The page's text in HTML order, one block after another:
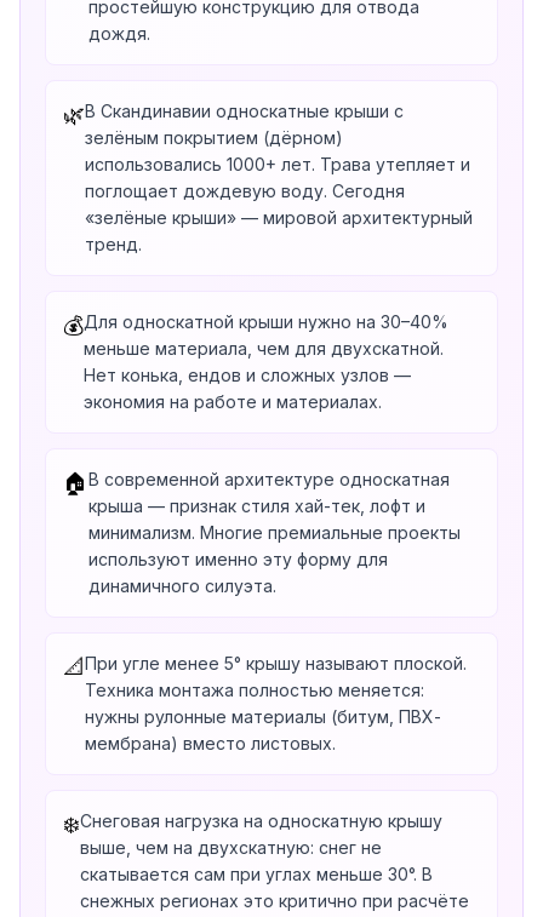
простейшую конструкцию для отвода
дождя.
🌿В Скандинавии односкатные крыши с
зелёным покрытием (дёрном)
использовались 1000+ лет. Трава утепляет и
поглощает дождевую воду. Сегодня
«зелёные крыши» — мировой архитектурный
тренд.
💰Для односкатной крыши нужно на 30–40%
меньше материала, чем для двухскатной.
Нет конька, ендов и сложных узлов —
экономия на работе и материалах.
🏠 В современной архитектуре односкатная
крыша — признак стиля хай-тек, лофт и
минимализм. Многие премиальные проекты
используют именно эту форму для
динамичного силуэта.
📐При угле менее 5° крышу называют плоской.
Техника монтажа полностью меняется:
нужны рулонные материалы (битум, ПВХ-
мембрана) вместо листовых.
❄️Снеговая нагрузка на односкатную крышу
выше, чем на двухскатную: снег не
скатывается сам при углах меньше 30°. В
снежных регионах это критично при расчёте